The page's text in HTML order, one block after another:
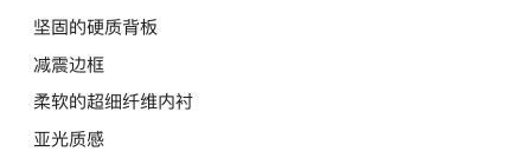
坚固的硬质背板
减震边框
柔软的超细纤维内衬
亚光质感